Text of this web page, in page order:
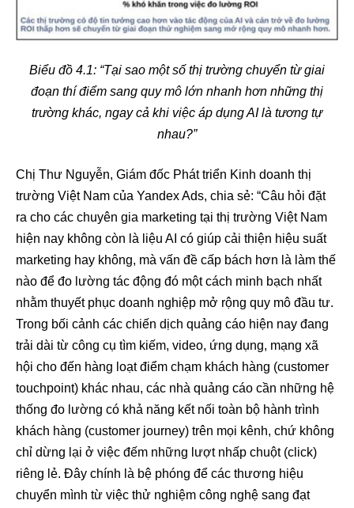
Biểu đồ 4.1: “Tại sao một số thị trường chuyển từ giai
đoạn thí điểm sang quy mô lớn nhanh hơn những thị
trường khác, ngay cả khi việc áp dụng AI là tương tự
nhau?”
Chị Thư Nguyễn, Giám đốc Phát triển Kinh doanh thị
trường Việt Nam của Yandex Ads, chia sẻ: “Câu hỏi đặt
ra cho các chuyên gia marketing tại thị trường Việt Nam
hiện nay không còn là liệu AI có giúp cải thiện hiệu suất
marketing hay không, mà vấn đề cấp bách hơn là làm thế
nào để đo lường tác động đó một cách minh bạch nhất
nhằm thuyết phục doanh nghiệp mở rộng quy mô đầu tư.
Trong bối cảnh các chiến dịch quảng cáo hiện nay đang
trải dài từ công cụ tìm kiếm, video, ứng dụng, mạng xã
hội cho đến hàng loạt điểm chạm khách hàng (customer
touchpoint) khác nhau, các nhà quảng cáo cần những hệ
thống đo lường có khả năng kết nối toàn bộ hành trình
khách hàng (customer journey) trên mọi kênh, chứ không
chỉ dừng lại ở việc đếm những lượt nhấp chuột (click)
riêng lẻ. Đây chính là bệ phóng để các thương hiệu
chuyển mình từ việc thử nghiệm công nghệ sang đạt